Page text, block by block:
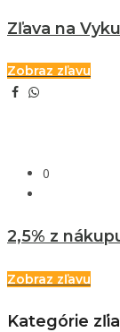
Zľava na
Zobraz zľavu
0
2,5% z
Zobraz zľavu
Kategórie